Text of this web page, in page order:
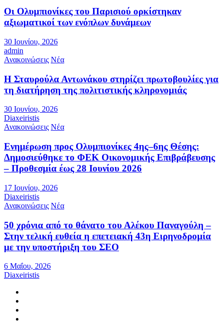
Οι Ολυμπιονίκες του Παρισιού ορκίστηκαν
αξιωματικοί των ενόπλων δυνάμεων
30 Ιουνίου, 2026
admin
Ανακοινώσεις Νέα
Η Σταυρούλα Αντωνάκου στηρίζει πρωτοβουλίες για
τη διατήρηση της πολιτιστικής κληρονομιάς
30 Ιουνίου, 2026
Diaxeiristis
Ανακοινώσεις Νέα
Ενημέρωση προς Ολυμπιονίκες 4ης–6ης Θέσης:
Δημοσιεύθηκε το ΦΕΚ Οικονομικής Επιβράβευσης
– Προθεσμία έως 28 Ιουνίου 2026
17 Ιουνίου, 2026
Diaxeiristis
Ανακοινώσεις Νέα
50 χρόνια από το θάνατο του Αλέκου Παναγούλη –
Στην τελική ευθεία η επετειακή 43η Ειρηνοδρομία
με την υποστήριξη του ΣΕΟ
6 Μαΐου, 2026
Diaxeiristis